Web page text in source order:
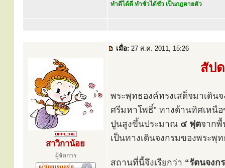
ทำดีได้ดี ทำชั่วได้ชั่ว เป็นกฎตายตัว
เมื่อ: 27 ส.ค. 2011, 15:26
สาวิกาน้อย
ผู้จัดการ
สัป
พระพุทธองค์ทรงเสด็จมาเดิน
ศรีมหาโพธิ์” ทางด้านทิศเหนื
ปูนสูงขึ้นประมาณ ๔ ฟุตจาก
เป็นทางเดินจงกรมของพระพุท
สถานที่นี้จึงเรียกว่า “รัตนจงก